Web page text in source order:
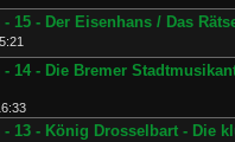
15 - Der Eisenhans / Das
14 - Die Bremer
13 - König Drosselbart - Die